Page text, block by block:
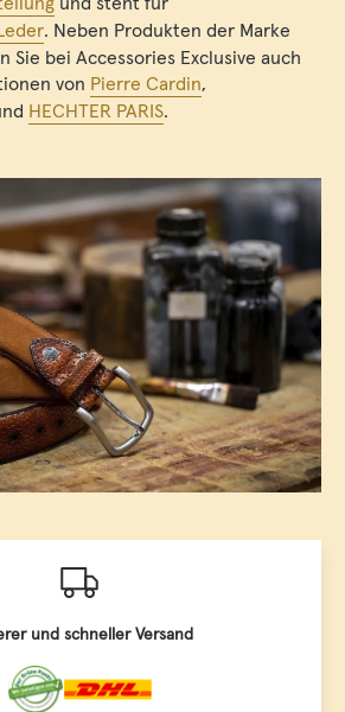
. Neben Produkten der Marke
Sie bei Accessories Exclusive auch
von Pierre Cardin,
HECHTER PARIS.
und schneller Versand